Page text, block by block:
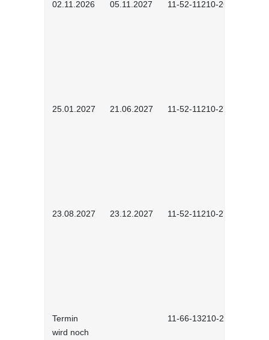
02.11.2026 05.11.2027 11-52-11210-2604
25.01.2027 21.06.2027 11-52-11210-2701
23.08.2027 23.12.2027 11-52-11210-2702
Termin
wird noch
11-66-13210-2701